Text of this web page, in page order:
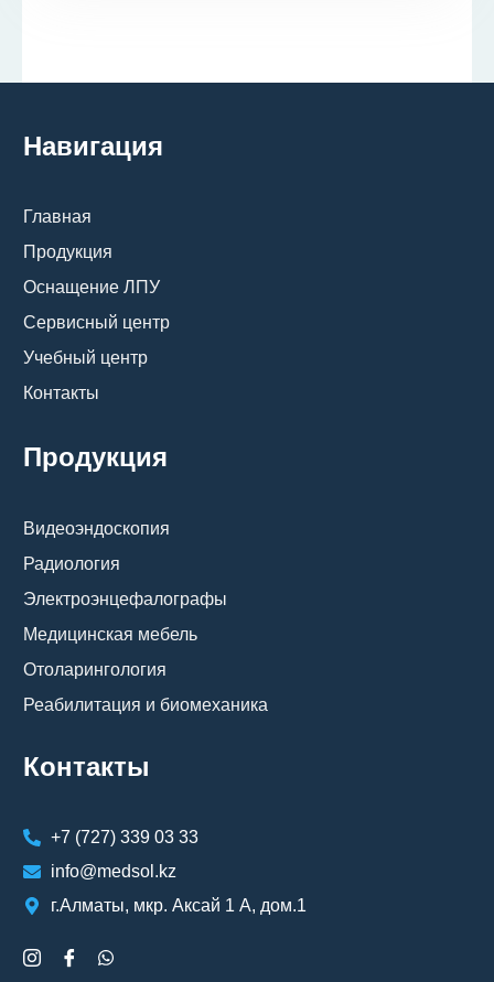
Навигация
Главная
Продукция
Оснащение ЛПУ
Сервисный центр
Учебный центр
Контакты
Продукция
Видеоэндоскопия
Радиология
Электроэнцефалографы
Медицинская мебель
Отоларингология
Реабилитация и биомеханика
Контакты
+7 (727) 339 03 33
info@medsol.kz
г.Алматы, мкр. Аксай 1 А, дом.1